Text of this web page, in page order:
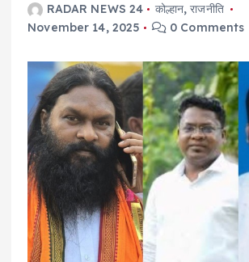
RADAR NEWS 24 कोल्हान,राजनीति
November 14, 2025
0 Comments